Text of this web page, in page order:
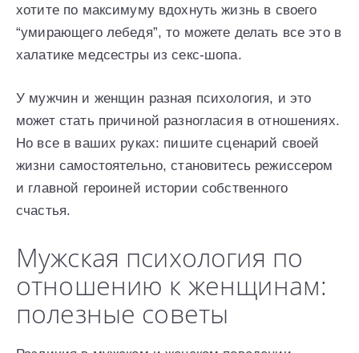
хотите по максимуму вдохнуть жизнь в своего
“умирающего лебедя”, то можете делать все это в
халатике медсестры из секс-шопа.
У мужчин и женщин разная психология, и это
может стать причиной разногласия в отношениях.
Но все в ваших руках: пишите сценарий своей
жизни самостоятельно, становитесь режиссером
и главной героиней истории собственного
счастья.
Мужская психология по
отношению к женщинам:
полезные советы